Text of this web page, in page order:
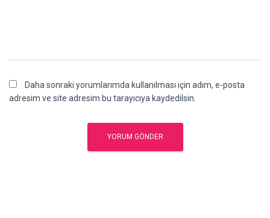
Daha sonraki yorumlarımda kullanılması için adım, e-posta
adresim ve site adresim bu tarayıcıya kaydedilsin.